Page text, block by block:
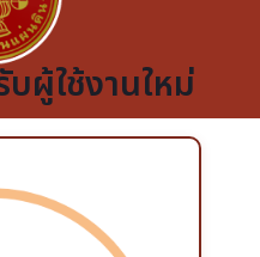
ผู้ใช้งานใหม่